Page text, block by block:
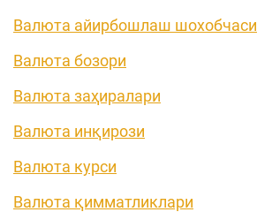
Валюта айирбошлаш шохобчаси
Валюта бозори
Валюта заҳиралари
Валюта инқирози
Валюта курси
Валюта қимматликлари